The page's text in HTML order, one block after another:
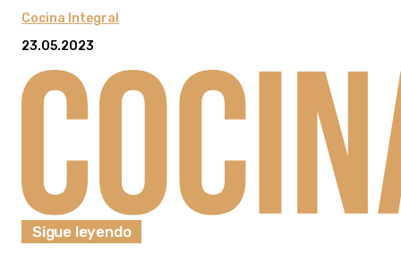
Cocina Integral
23.05.2023
Sigue leyendo